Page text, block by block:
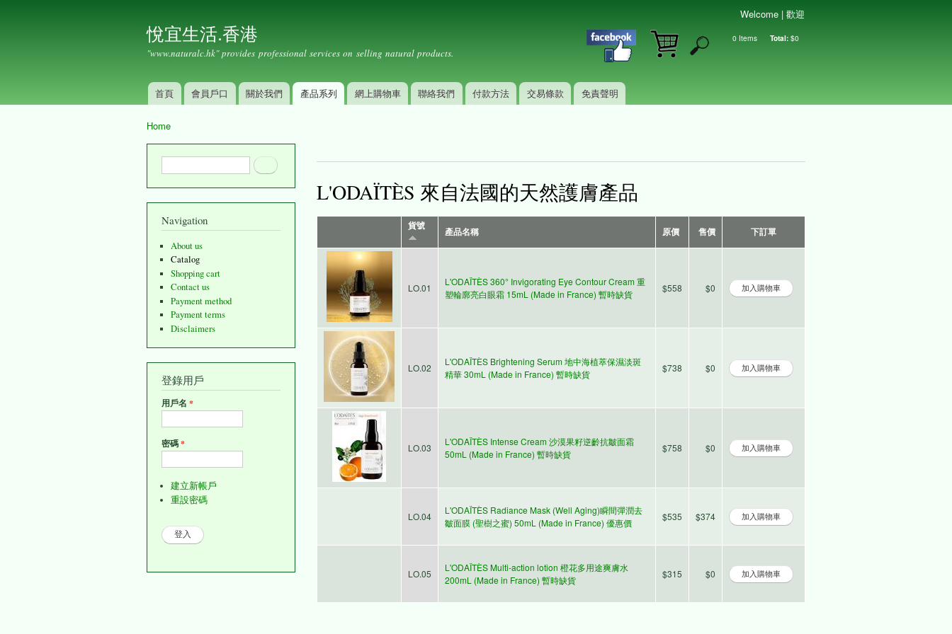
悅宜生活.香港
"www.naturalc.hk" provides professional services on selling natural products. Shopping cart
0 Items Total: $0
Main menu
首頁 會員戶口 關於我們 產品系列 網上購物車 聯絡我們 付款方法 交易條款 免責聲明
Welcome | 歡迎
Home
Search form Search
Navigation
About us
Catalog
Shopping cart
Contact us
Payment method
Payment terms
Disclaimers
登錄用戶
用戶名 *
密碼*
建立新帳戶
重設密碼
L'ODAÏTÈS 來自法國的天然護膚產品
貨號
產品名稱 原價 售價 下訂單
LO.01
L'ODAÏTÈS 360° Invigorating Eye Contour Cream 重
塑輪廓亮白眼霜 15mL (Made in France) 暫時缺貨
$558 $0
LO.02
L'ODAÏTÈS Brightening Serum 地中海植萃保濕淡斑
精華 30mL (Made in France) 暫時缺貨
$738 $0
LO.03
L'ODAÏTÈS Intense Cream 沙漠果籽逆齡抗皺面霜
50mL (Made in France) 暫時缺貨
$758 $0
LO.04
L'ODAÏTÈS Radiance Mask (Well Aging)瞬間彈潤去
皺面膜 (聖樹之蜜) 50mL (Made in France) 優惠價
$535 $374
LO.05
L'ODAÏTÈS Multi-action lotion 橙花多用途爽膚水
200mL (Made in France) 暫時缺貨
$315 $0